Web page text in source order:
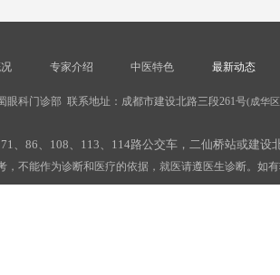
眼科门诊部 联系地址：成都市建设北路三段261号(成华
、86、108、113、114路公交车，二仙桥站或建设
，不能作为诊断和医疗的依据，就医请遵医生诊断。如
专家介绍 中医特色 最新动态